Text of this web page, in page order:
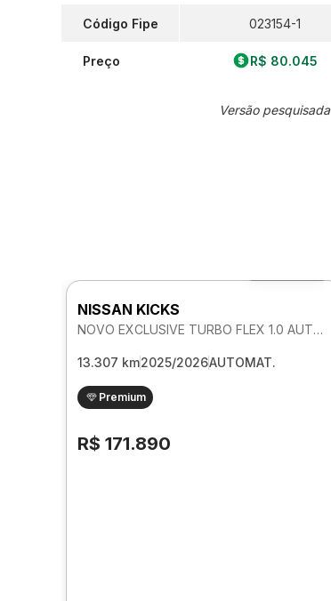
Código Fipe
Preço
023154-1
R$ 80.045
Versão pesquisada
NISSAN KICKS
NOVO EXCLUSIVE TURBO FLEX 1.0 AUTOMATICO
13.307 km2025/2026AUTOMAT.
Premium
R$ 171.890